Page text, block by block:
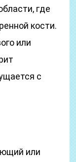
где
кости.
или
с
или